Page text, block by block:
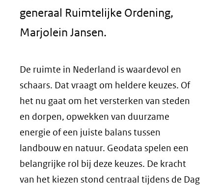
generaal Ruimtelijke Ordening,
Marjolein Jansen.
De ruimte in Nederland is waardevol en
schaars. Dat vraagt om heldere keuzes. Of
het nu gaat om het versterken van steden
en dorpen, opwekken van duurzame
energie of een juiste balans tussen
landbouw en natuur. Geodata spelen een
belangrijke rol bij deze keuzes. De kracht
van het kiezen stond centraal tijdens de Dag